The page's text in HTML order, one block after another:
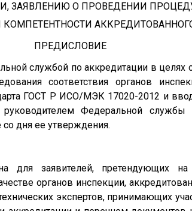
ЗАЯВЛЕНИЮ О ПРОВЕДЕНИИ
ПРЕДИСЛОВИЕ
службой по аккредитации в целях
соответствия органов
ГОСТ Р ИСО/МЭК 17020-2012 и
Федеральной службы
дня ее утверждения.
для заявителей, претендующих
органов инспекции,
экспертов, принимающих